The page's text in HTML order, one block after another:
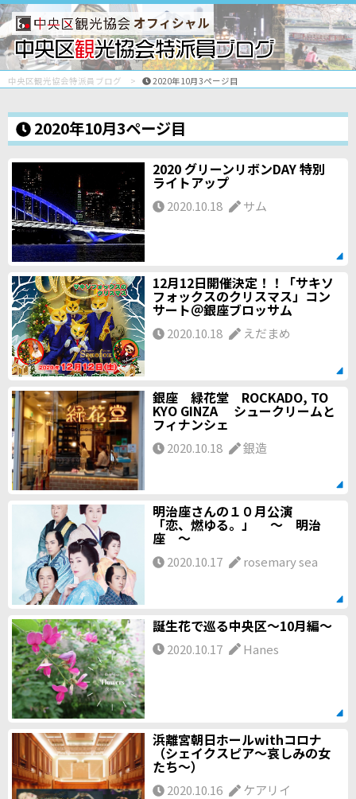
オフィシャル
中央区観光協会特派員ブログ 2020年10月3ページ目
2020年10月3ページ目
2020 グリーンリボンDAY 特別
ライトアップ
2020.10.18 サム
12月12日開催決定！！「サキソ
フォックスのクリスマス」コン
サート＠銀座ブロッサム
2020.10.18 えだまめ
銀座 緑花堂 ROCKADO, TO
KYO GINZA シュークリームと
フィナンシェ
2020.10.18 銀造
明治座さんの１０月公演
「恋、燃ゆる。」 ～ 明治
座 ～
2020.10.17 rosemary sea
誕生花で巡る中央区～10月編～
2020.10.17 Hanes
浜離宮朝日ホールwithコロナ
（シェイクスピア～哀しみの女
たち～）
2020.10.16 ケアリイ